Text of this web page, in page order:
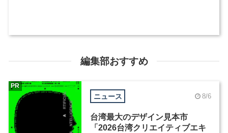
編集部おすすめ
ニュース 8/6
台湾最大のデザイン見本市
「2026台湾クリエイティブエキ
PR